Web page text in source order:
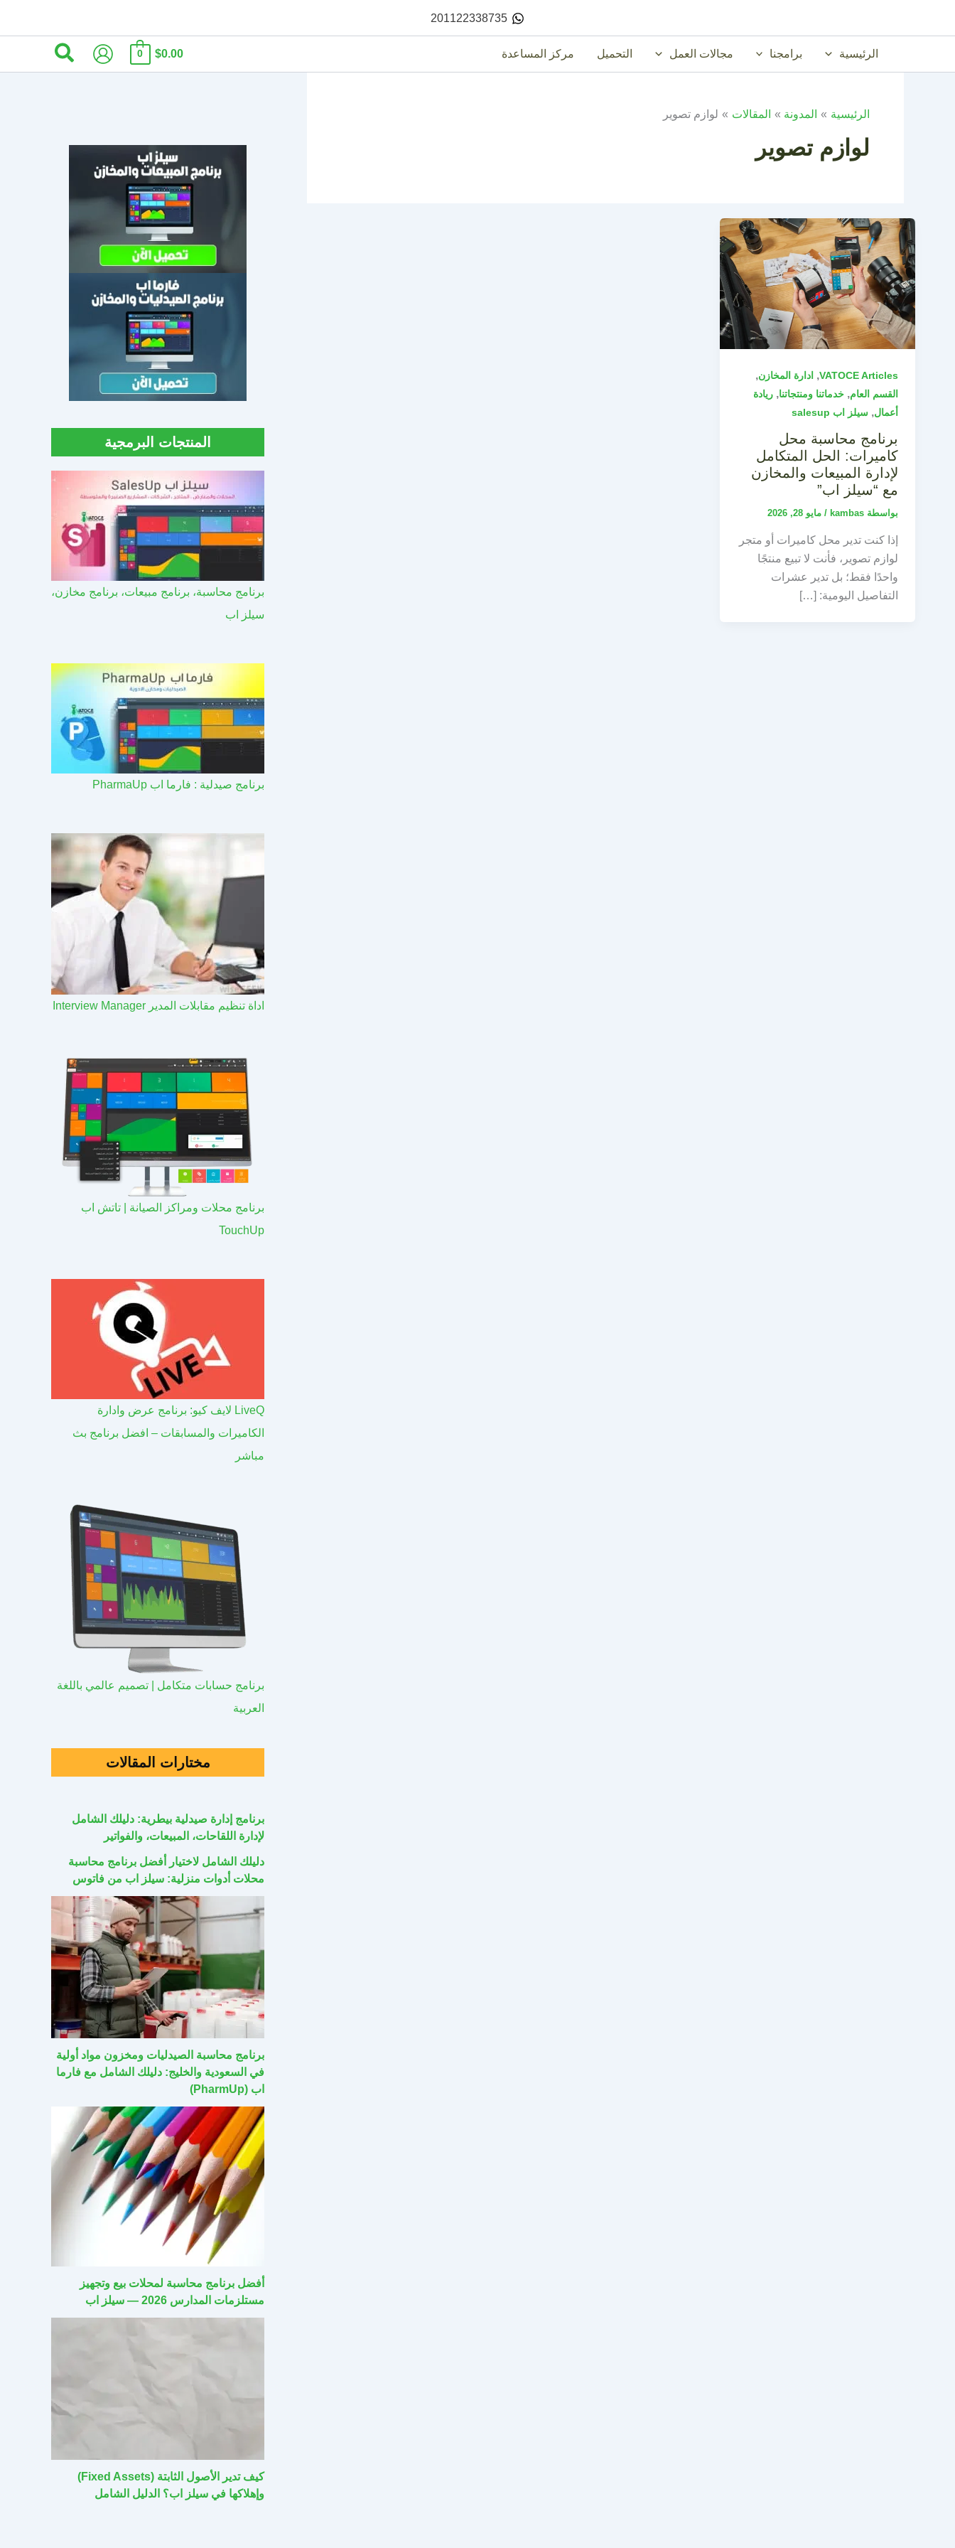
201122338735
الرئيسية برامجنا مجالات العمل التحميل مركز المساعدة $0.00
0 البحث
الرئيسية المدونة المقالات لوازم تصوير
لوازم تصوير
VATOCE Articles
, ادارة المخازن,
القسم العام, خدماتنا ومنتجاتنا, ريادة
أعمال, سيلز اب salesup
برنامج محاسبة محل
كاميرات: الحل المتكامل
لإدارة المبيعات والمخازن
مع “سيلز اب”
بواسطة kambas
/ مايو 28, 2026
إذا كنت تدير محل كاميرات أو متجر
لوازم تصوير، فأنت لا تبيع منتجًا
واحدًا فقط؛ بل تدير عشرات
التفاصيل اليومية: […]
المنتجات البرمجية
برنامج محاسبة، برنامج مبيعات، برنامج مخازن،
سيلز اب
برنامج صيدلية : فارما اب PharmaUp​
اداة تنظيم مقابلات المدير Interview Manager
برنامج محلات ومراكز الصيانة | تاتش اب
TouchUp
LiveQ لايف كيو: برنامج عرض وادارة
الكاميرات والمسابقات – افضل برنامج بث
مباشر
برنامج حسابات متكامل | تصميم عالمي باللغة
العربية
مختارات المقالات
برنامج إدارة صيدلية بيطرية: دليلك الشامل
لإدارة اللقاحات، المبيعات، والفواتير
دليلك الشامل لاختيار أفضل برنامج محاسبة
محلات أدوات منزلية: سيلز اب من فاتوس
برنامج محاسبة الصيدليات ومخزون مواد أولية
في السعودية والخليج: دليلك الشامل مع فارما
اب (PharmUp)
أفضل برنامج محاسبة لمحلات بيع وتجهيز
مستلزمات المدارس 2026 — سيلز اب
كيف تدير الأصول الثابتة (Fixed Assets)
وإهلاكها في سيلز اب؟ الدليل الشامل